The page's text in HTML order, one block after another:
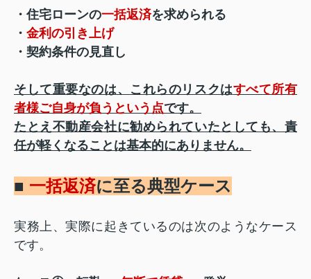
・住宅ローンの一括返済を求められる
・ 金利の引き上げ
・契約条件の見直し
そして重要なのは、 これらのリスクはすべて所有
者様ご自身が負うという点です。
たとえ不動産会社に勧められていたとしても、責
任が軽くなることは基本的にありません。
■ 一括返済に至る典型ケース
実務上、実際に起きているのは次のようなケース
です。